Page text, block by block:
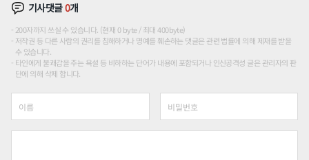
기사댓글0개
200자까지 쓰실 수 있습니다. (현재 0 byte / 최대 400byte)
저작권 등 다른 사람의 권리를 침해하거나 명예를 훼손하는 댓글은 관련 법률에 의해 제재를 받을
수 있습니다.
타인에게 불쾌감을 주는 욕설 등 비하하는 단어가 내용에 포함되거나 인신공격성 글은 관리자의 판
단에 의해 삭제 합니다.